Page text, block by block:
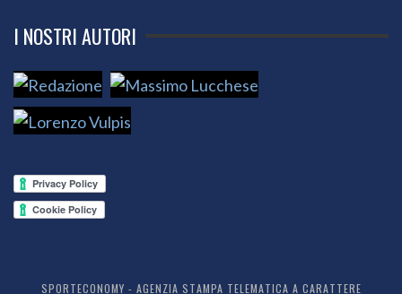
I NOSTRI AUTORI
SPORTECONOMY - AGENZIA STAMPA TELEMATICA A CARATTERE